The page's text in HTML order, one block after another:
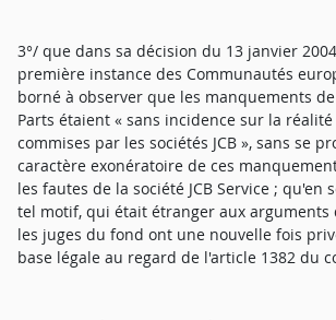
3°/ que dans sa décision du 13 janvier
première instance des Communautés
borné à observer que les manquements
Parts étaient « sans incidence sur la
commises par les sociétés JCB », sans se
caractère exonératoire de ces
les fautes de la société JCB Service ; qu'en
tel motif, qui était étranger aux arguments
les juges du fond ont une nouvelle fois
base légale au regard de l'article 1382 du